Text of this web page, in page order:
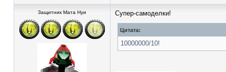
Защитник Мата Нуи Супер-самоделки!
Цитата:
10000000/10!